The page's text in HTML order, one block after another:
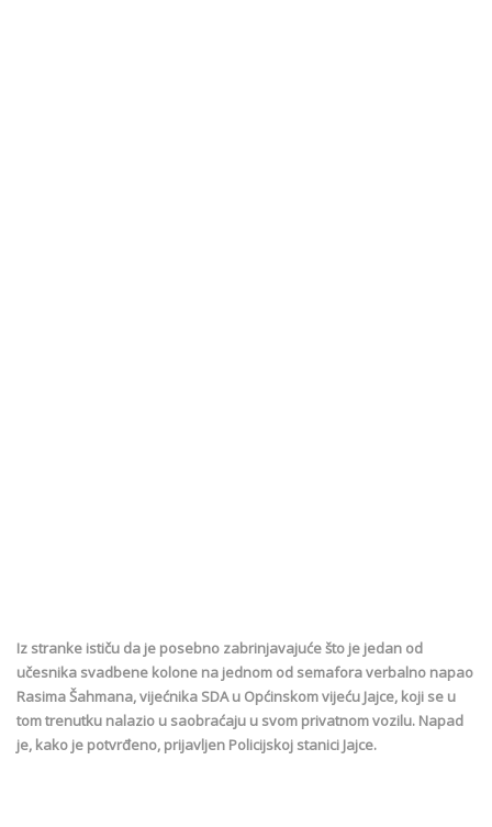
Iz stranke ističu da je posebno zabrinjavajuće što je jedan od
učesnika svadbene kolone na jednom od semafora verbalno napao
Rasima Šahmana, vijećnika SDA u Općinskom vijeću Jajce, koji se u
tom trenutku nalazio u saobraćaju u svom privatnom vozilu. Napad
je, kako je potvrđeno, prijavljen Policijskoj stanici Jajce.